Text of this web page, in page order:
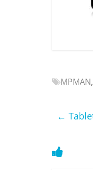
pračky,
mobilní
bazény
MPMAN,
←